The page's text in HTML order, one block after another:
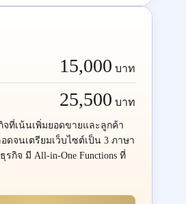
15,000 บาท
25,500 บาท
จที่เน้นเพิ่มยอดขายและลูกค้า
จนเตรียมเว็บไซต์เป็น 3 ภาษา
รกิจ มี All-in-One Functions ที่